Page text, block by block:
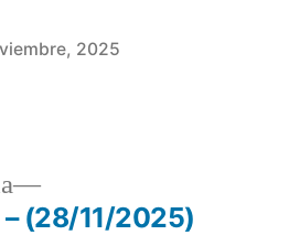
2025
Siguiente
entrada:
(28/11/2025)